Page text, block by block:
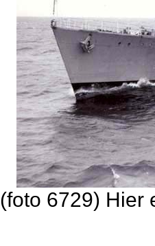
(foto 6729) Hier